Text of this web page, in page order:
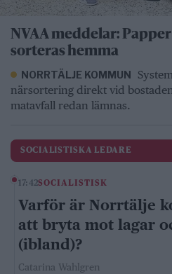
NVAA meddelar:
sorteras hemma
NORRTÄLJE KOMMUN
närsortering direkt vid
matavfall redan lämnas.
SOCIALISTISKA LEDARE
17:42SOCIALISTISK
Varför är Norrtälje
att bryta mot lagar
(ibland)?
Catarina Wahlgren